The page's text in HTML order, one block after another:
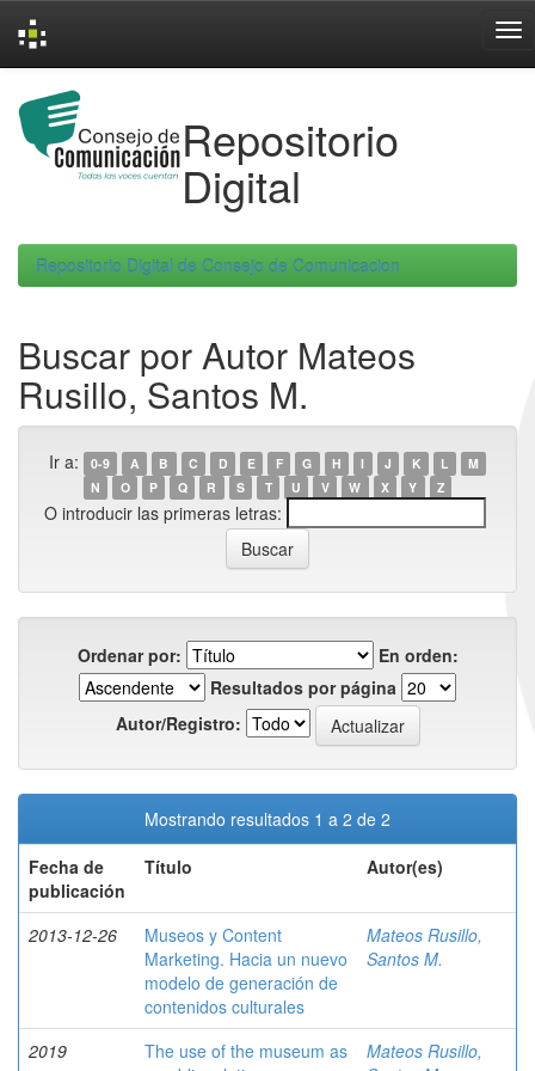
navigation
Repositorio
Digital
Repositorio Digital de Consejo de Comunicacion
Buscar por Autor Mateos
Rusillo, Santos M.
Ir a: 0-9 A B C D E F G H I J K L
M
N
O P Q R S T U V W X Y Z
O introducir las primeras letras:
Ordenar por:
En orden:
Resultados por página
Autor/Registro:
Mostrando resultados 1 a 2 de 2
Fecha de
publicación
Título Autor(es)
2013-12-26
Museos y Content
Marketing. Hacia un nuevo
modelo de generación de
contenidos culturales
Mateos Rusillo,
Santos M.
2019
The use of the museum as
Mateos Rusillo,